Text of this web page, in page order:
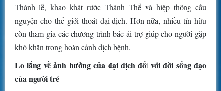
Thánh lễ, khao khát rước Thánh Thể và hiệp thông cầu
nguyện cho thế giới thoát đại dịch. Hơn nữa, nhiều tín hữu
còn tham gia các chương trình bác ái trợ giúp cho người gặp
khó khăn trong hoàn cảnh dịch bệnh.
Lo lắng về ảnh hưởng của đại dịch đối với đời sống đạo
của người trẻ